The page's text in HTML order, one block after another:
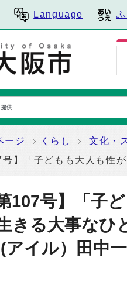
Language
ージ くらし 文化・
号】「子どもも大人も性
第107号】「子
きる大事なひ
アイル）田中